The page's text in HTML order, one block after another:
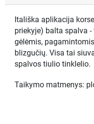
Itališka aplikacija
priekyje) balta spalva
gėlėmis,
blizgučių. Visa tai
spalvos tiulio tinklelio.
Taikymo matmenys: